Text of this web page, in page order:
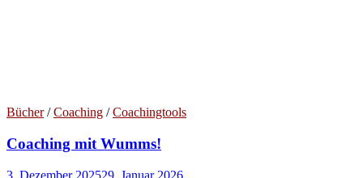
Bücher/Coaching /Coachingtools
Coaching mit Wumms!
3. Dezember 202529. Januar 2026